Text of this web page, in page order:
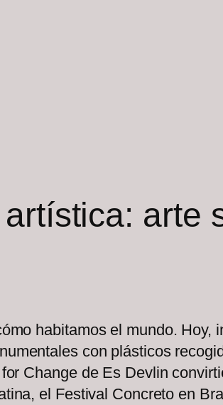
arte
habitamos el mundo. Hoy,
con plásticos
Change de Es Devlin
el Festival Concreto en